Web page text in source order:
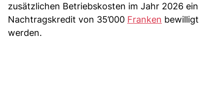
zusätzlichen Betriebskosten im Jahr 2026 ein
Nachtragskredit von 35’000 Franken bewilligt
werden.